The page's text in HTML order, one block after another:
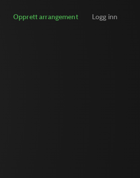
Opprett arrangement Logg inn